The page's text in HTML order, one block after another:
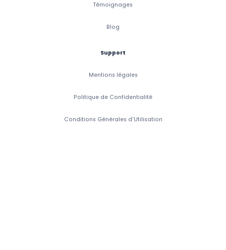
Témoignages
Blog
Support
Mentions légales
Politique de Confidentialité
Conditions Générales d'Utilisation